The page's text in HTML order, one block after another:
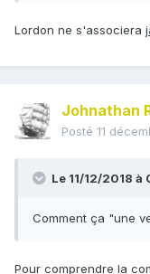
Lordon ne s'associera
Johnathan
Posté 11
Le 11/12/2018 à
Comment ça "une
Pour comprendre la